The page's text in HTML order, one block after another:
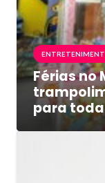
Férias no
para